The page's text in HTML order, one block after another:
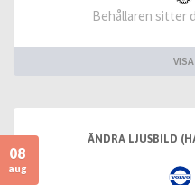
Behållaren sitter
08
aug
ÄNDRA LJUSBILD